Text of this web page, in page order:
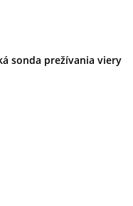
sonda prežívania viery